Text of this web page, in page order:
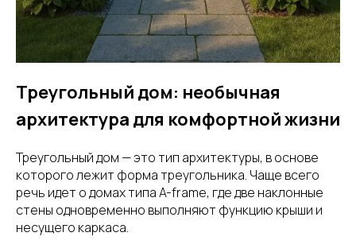
Треугольный дом: необычная
архитектура для комфортной жизни
Треугольный дом — это тип архитектуры, в основе
которого лежит форма треугольника. Чаще всего
речь идет о домах типа A-frame, где две наклонные
стены одновременно выполняют функцию крыши и
несущего каркаса.